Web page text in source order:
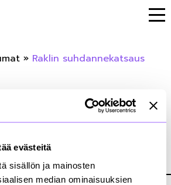
evästeitä
sisällön ja mainosten
median ominaisuuksien
» Raklin suhdannekatsaus
jäsenille